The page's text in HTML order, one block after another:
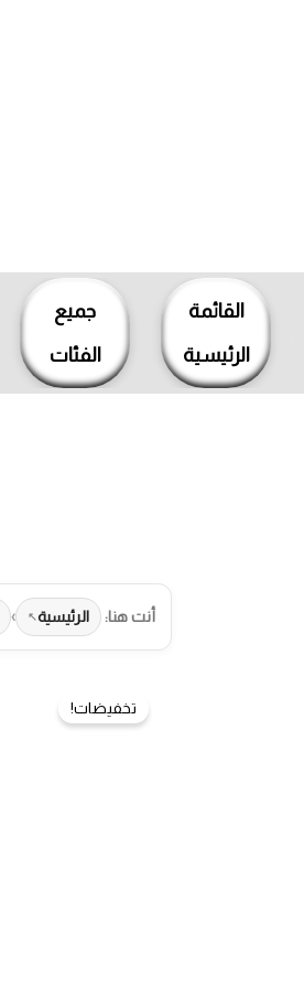
القائمة
الرئيسية
جميع
الفئات
المحتوى
أنت هنا: الرئيسية ›
تخفيضات!